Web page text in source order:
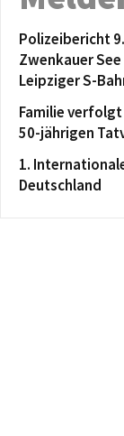
Polizeibericht
Zwenkauer
Leipziger S-
Familie
50-jährigen
1.
Deutschland